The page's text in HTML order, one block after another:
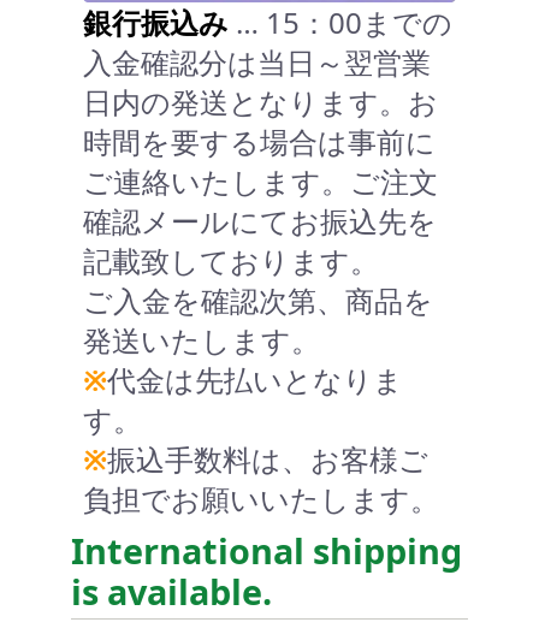
銀行振込み … 15：00までの
入金確認分は当日～翌営業
日内の発送となります。お
時間を要する場合は事前に
ご連絡いたします。ご注文
確認メールにてお振込先を
記載致しております。
ご入金を確認次第、商品を
発送いたします。
※代金は先払いとなりま
す。
※振込手数料は、お客様ご
負担でお願いいたします。
International shipping
is available.